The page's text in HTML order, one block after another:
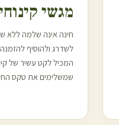
מגשי
חינה אינה שלמה ללא
המכיל לקט עשיר של
שמשלימים את טקס